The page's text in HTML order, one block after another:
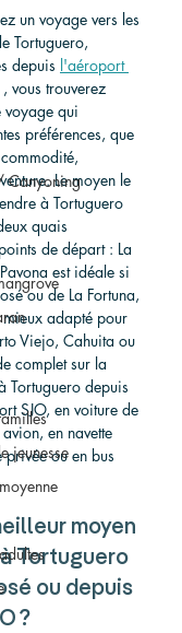
Canyoning
jeunesse
un voyage vers les
Tortuguero,
depuis l'aéroport
, vous trouverez
voyage qui
préférences, que
Le moyen le
à Tortuguero
quais
de départ : La
est idéale si
ou de La Fortuna,
adapté pour
Viejo, Cahuita ou
complet sur la
Tortuguero depuis
SJO, en voiture de
en navette
privée ou en bus
moyen
Tortuguero
ou depuis
?